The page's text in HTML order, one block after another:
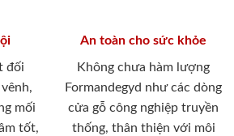
đối
mối
tốt,
An toàn cho sức khỏe
Không chưa hàm lượng
Formandegyd như các dòng
cửa gỗ công nghiệp truyền
thống, thân thiện với môi